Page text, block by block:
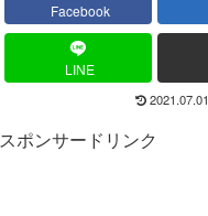
Facebook
LINE
2021.07.01
スポンサードリンク